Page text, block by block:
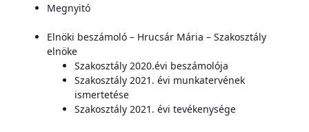
Megnyitó
Elnöki beszámoló – Hrucsár Mária – Szakosztály
elnöke
Szakosztály 2020.évi beszámolója
Szakosztály 2021. évi munkatervének
ismertetése
Szakosztály 2021. évi tevékenysége